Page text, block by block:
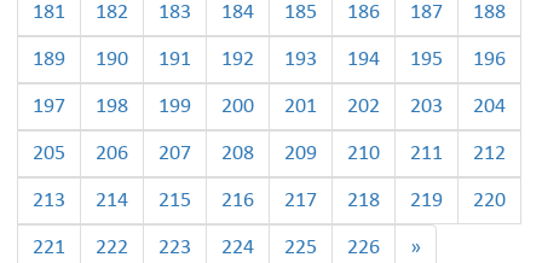
181 182 183 184 185 186 187 188
189 190 191 192 193 194 195 196
197 198 199 200 201 202 203 204
205 206 207 208 209 210 211 212
213 214 215 216 217 218 219 220
221 222 223 224 225 226 »